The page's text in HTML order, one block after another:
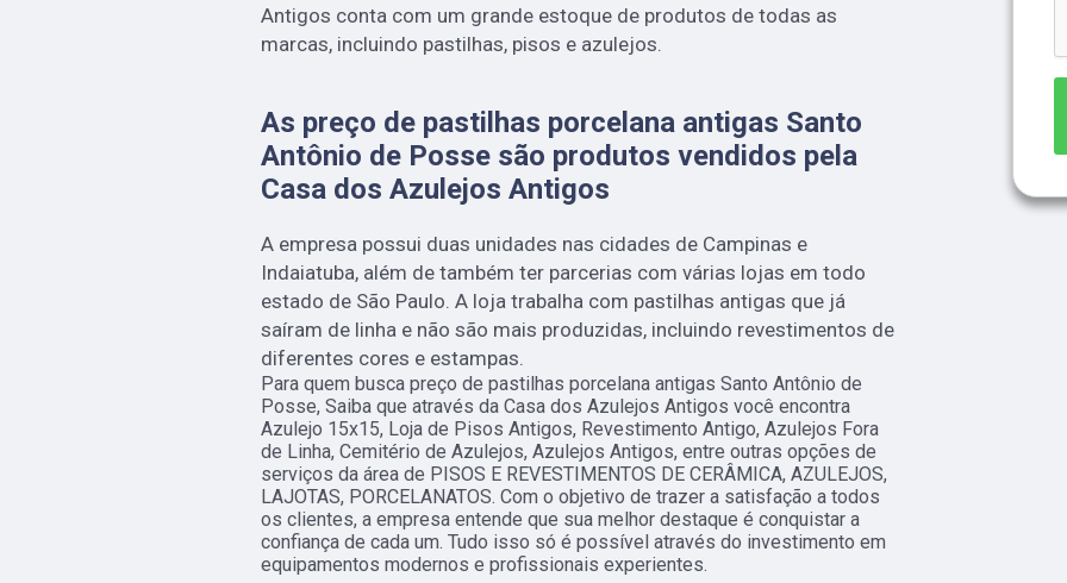
Antigos conta com um grande estoque de produtos de todas as
marcas, incluindo pastilhas, pisos e azulejos.
As preço de pastilhas porcelana antigas Santo
Antônio de Posse são produtos vendidos pela
Casa dos Azulejos Antigos
A empresa possui duas unidades nas cidades de Campinas e
Indaiatuba, além de também ter parcerias com várias lojas em todo
estado de São Paulo. A loja trabalha com pastilhas antigas que já
saíram de linha e não são mais produzidas, incluindo revestimentos de
diferentes cores e estampas.
Para quem busca preço de pastilhas porcelana antigas Santo Antônio de
Posse, Saiba que através da Casa dos Azulejos Antigos você encontra
Azulejo 15x15, Loja de Pisos Antigos, Revestimento Antigo, Azulejos Fora
de Linha, Cemitério de Azulejos, Azulejos Antigos, entre outras opções de
serviços da área de PISOS E REVESTIMENTOS DE CERÂMICA, AZULEJOS,
LAJOTAS, PORCELANATOS. Com o objetivo de trazer a satisfação a todos
os clientes, a empresa entende que sua melhor destaque é conquistar a
confiança de cada um. Tudo isso só é possível através do investimento em
equipamentos modernos e profissionais experientes.